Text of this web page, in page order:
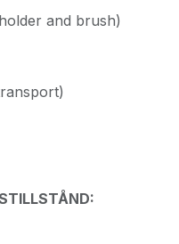
and brush)